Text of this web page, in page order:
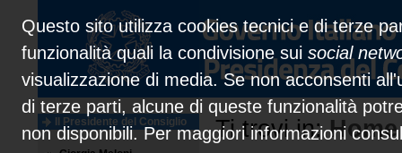
Questo sito utilizza cookies tecnici e di terze
funzionalità quali la condivisione sui social
visualizzazione di media. Se non acconsenti
di terze parti, alcune di queste funzionalità
non disponibili. Per maggiori informazioni
Ti trovi in:Home
Il Presidente del Consiglio